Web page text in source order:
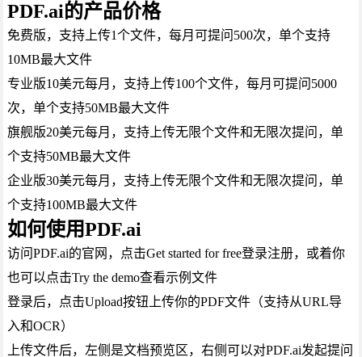
PDF.ai的产品价格
免费版，支持上传1个文件，每月可提问500次，单个支持
10MB最大文件
专业版10美元每月，支持上传100个文件，每月可提问5000
次，单个支持50MB最大文件
旗舰版20美元每月，支持上传无限个文件和无限次提问，单
个支持50MB最大文件
企业版30美元每月，支持上传无限个文件和无限次提问，单
个支持100MB最大文件
如何使用PDF.ai
访问PDF.ai的官网，点击Get started for free登录注册，或着你
也可以点击Try the demo查看示例文件
登录后，点击Upload按钮上传你的PDF文件（支持从URL导
入和OCR）
上传文件后，左侧是文档预览区，右侧可以对PDF.ai发起提问